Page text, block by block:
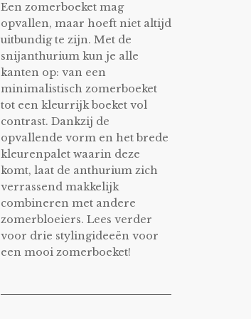
Een zomerboeket mag
opvallen, maar hoeft niet altijd
uitbundig te zijn. Met de
snijanthurium kun je alle
kanten op: van een
minimalistisch zomerboeket
tot een kleurrijk boeket vol
contrast. Dankzij de
opvallende vorm en het brede
kleurenpalet waarin deze
komt, laat de anthurium zich
verrassend makkelijk
combineren met andere
zomerbloeiers. Lees verder
voor drie stylingideeën voor
een mooi zomerboeket!